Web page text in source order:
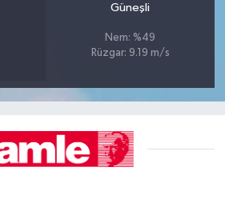
Güneşli
Nem: %49
Rüzgar: 9.19 m/s